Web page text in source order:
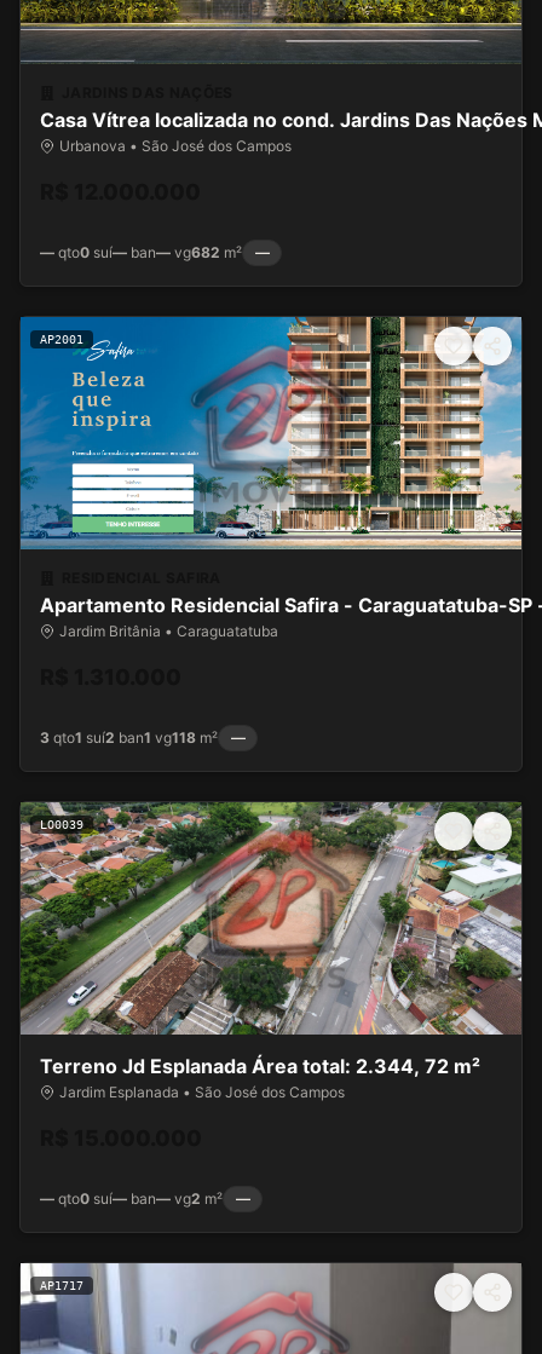
Casa Vítrea localizada no cond. Jardins Das
Urbanova • São José dos Campos
— qto0 suí— ban— vg682 m² —
AP2001
Apartamento Residencial Safira - Caraguatatuba-SP
Jardim Britânia • Caraguatatuba
3 qto1 suí2 ban1 vg118 m² —
LO0039
Terreno Jd Esplanada Área total: 2.344, 72 m²
Jardim Esplanada • São José dos Campos
— qto0 suí— ban— vg2 m² —
AP1717